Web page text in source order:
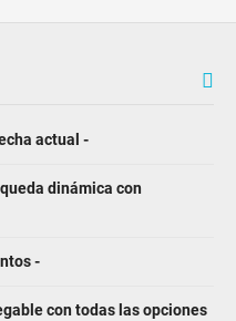
actual -
dinámica con
-
con todas las opciones